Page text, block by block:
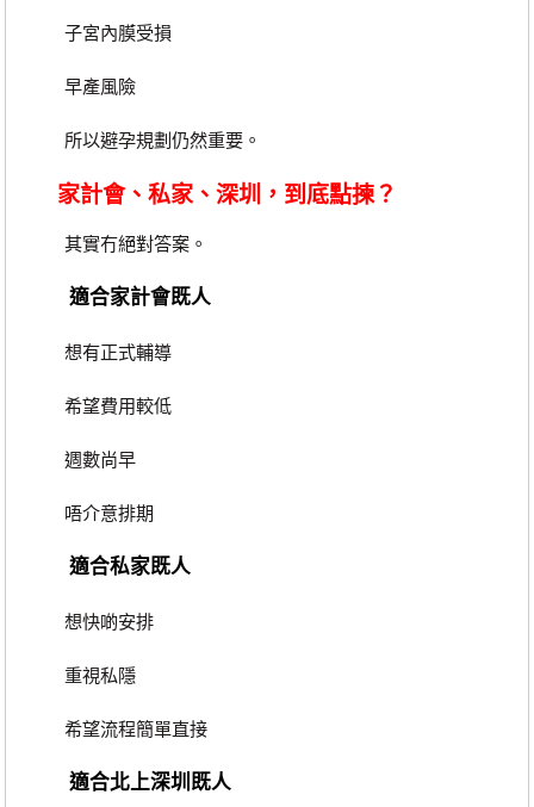
子宮內膜受損
早產風險
所以避孕規劃仍然重要。
家計會、私家、深圳，到底點揀？
其實冇絕對答案。
適合家計會既人
想有正式輔導
希望費用較低
週數尚早
唔介意排期
適合私家既人
想快啲安排
重視私隱
希望流程簡單直接
適合北上深圳既人